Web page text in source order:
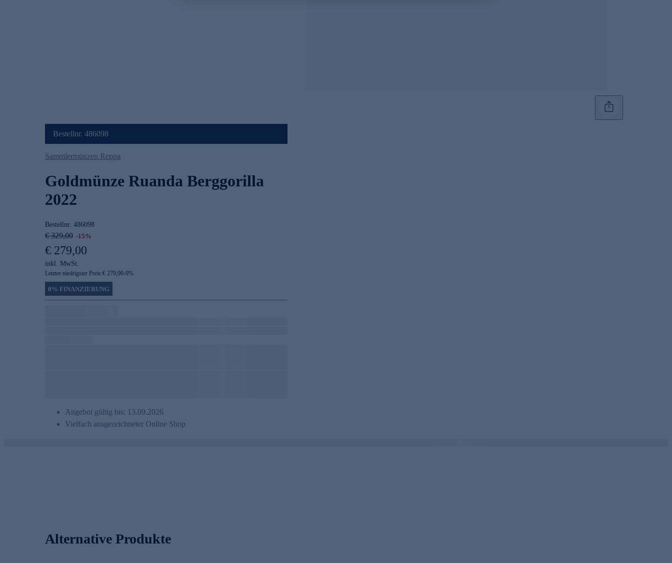
Bestellnr. 486098
Sammlermünzen Reppa
Goldmünze Ruanda Berggorilla
2022
Bestellnr. 486098
€ 329,00 -15%
€ 279,00
inkl. MwSt.
Letzter niedrigster Preis:€ 279,00-0%
0% FINANZIERUNG
Angebot gültig bis: 13.09.2026
Vielfach ausgezeichneter Online Shop
Alternative Produkte